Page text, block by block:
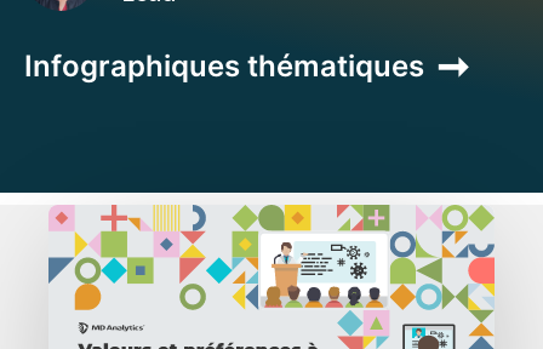
Infographiques thématiques